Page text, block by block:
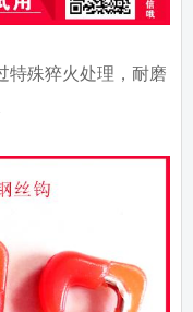
特殊猝火处理，耐磨